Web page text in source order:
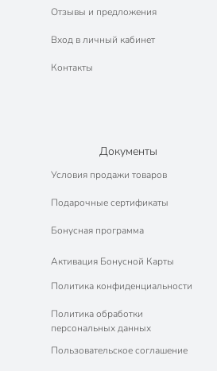
Отзывы и предложения
Вход в личный кабинет
Контакты
Документы
Условия продажи товаров
Подарочные сертификаты
Бонусная программа
Активация Бонусной Карты
Политика конфиденциальности
Политика обработки
персональных данных
Пользовательское соглашение